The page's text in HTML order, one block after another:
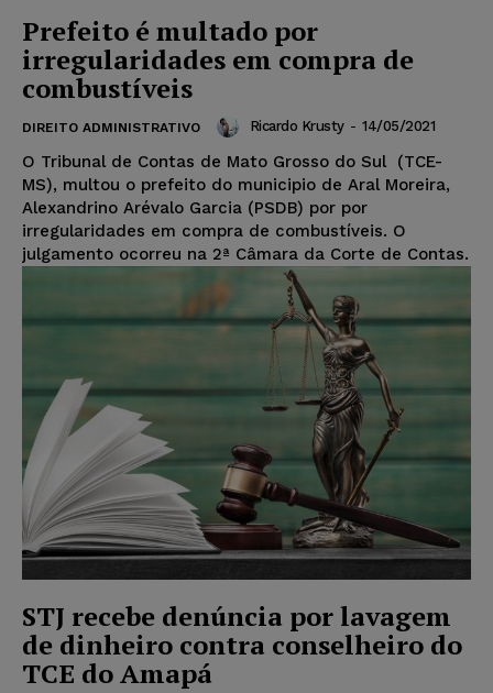
Prefeito é multado por
irregularidades em compra de
combustíveis
DIREITO ADMINISTRATIVO Ricardo Krusty - 14/05/2021
O Tribunal de Contas de Mato Grosso do Sul (TCE-
MS), multou o prefeito do municipio de Aral Moreira,
Alexandrino Arévalo Garcia (PSDB) por por
irregularidades em compra de combustíveis. O
julgamento ocorreu na 2ª Câmara da Corte de Contas.
STJ recebe denúncia por lavagem
de dinheiro contra conselheiro do
TCE do Amapá